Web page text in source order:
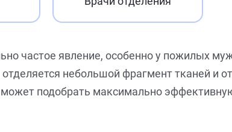
частое явление, особенно у пожилых
небольшой фрагмент тканей и
подобрать максимально